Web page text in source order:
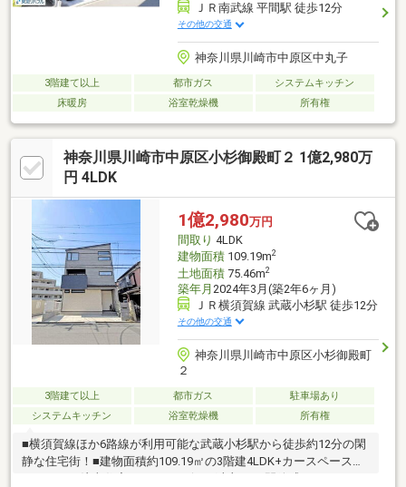
ＪＲ南武線 平間駅 徒歩12分
その他の交通
神奈川県川崎市中原区中丸子
3階建て以上 都市ガス
システムキッチン
床暖房
浴室乾燥機 所有権
神奈川県川崎市中原区小杉御殿町２ 1億2,980万
円 4LDK
1億2,980万円
間取り 4LDK
建物面積109.19m2
土地面積75.46m2
築年月 2024年3月(築2年6ヶ月)
ＪＲ横須賀線 武蔵小杉駅 徒歩12分
その他の交通
神奈川県川崎市中原区小杉御殿町
２
3階建て以上 都市ガス
駐車場あり
システムキッチン
浴室乾燥機 所有権
■横須賀線ほか6路線が利用可能な武蔵小杉駅から徒歩約12分の閑
静な住宅街！■建物面積約109.19㎡の3階建4LDK+カースペースの